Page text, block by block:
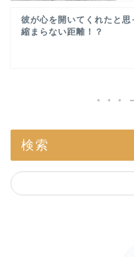
彼が心を開いてくれたと思
縮まらない距離！？
検索